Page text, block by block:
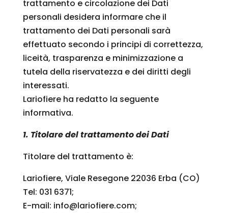
trattamento e circolazione dei Dati
personali desidera informare che il
trattamento dei Dati personali sarà
effettuato secondo i principi di correttezza,
liceità, trasparenza e minimizzazione a
tutela della riservatezza e dei diritti degli
interessati.
Lariofiere ha redatto la seguente
informativa.
1. Titolare del trattamento dei Dati
Titolare del trattamento è:
Lariofiere, Viale Resegone 22036 Erba (CO)
Tel: 031 6371;
E-mail: info@lariofiere.com;